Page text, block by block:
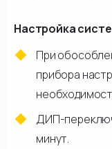
Настройка
При
прибора
ДИП-
минут.